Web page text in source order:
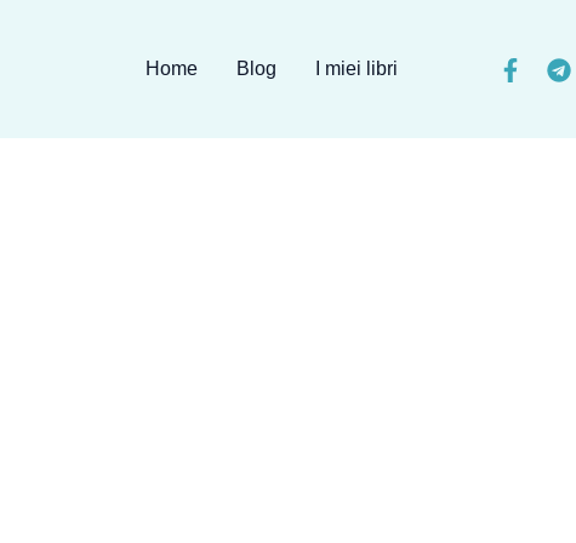
Home Blog I miei libri